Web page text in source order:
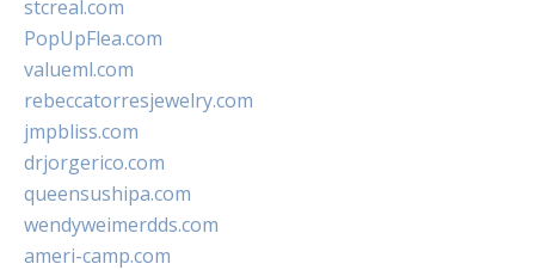
stcreal.com
PopUpFlea.com
valueml.com
rebeccatorresjewelry.com
jmpbliss.com
drjorgerico.com
queensushipa.com
wendyweimerdds.com
ameri-camp.com